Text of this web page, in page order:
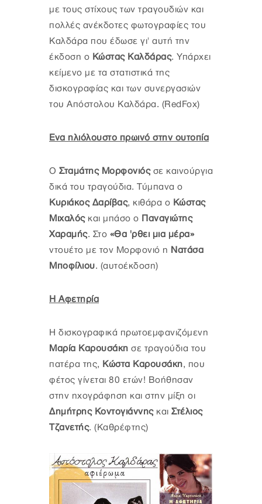
με τους στίχους των τραγουδιών και
πολλές ανέκδοτες φωτογραφίες του
Καλδάρα που έδωσε γι' αυτή την
έκδοση ο Κώστας Καλδάρας. Υπάρχει
κείμενο με τα στατιστικά της
δισκογραφίας και των συνεργασιών
του Απόστολου Καλδάρα. (RedFox)
Ενα ηλιόλουστο πρωινό στην ουτοπία
Ο Σταμάτης Μορφονιός σε καινούργια
δικά του τραγούδια. Τύμπανα ο
Κυριάκος Δαρίβας, κιθάρα ο Κώστας
Μιχαλός και μπάσο ο Παναγιώτης
Χαραμής. Στο «Θα 'ρθει μια μέρα»
ντουέτο με τον Μορφονιό η Νατάσα
Μποφίλιου. (αυτοέκδοση)
Η Αφετηρία
Η δισκογραφικά πρωτοεμφανιζόμενη
Μαρία Καρουσάκη σε τραγούδια του
πατέρα της, Κώστα Καρουσάκη, που
φέτος γίνεται 80 ετών! Βοήθησαν
στην ηχογράφηση και στην μίξη οι
Δημήτρης Κοντογιάννηςκαι Στέλιος
Τζανετής. (Καθρέφτης)